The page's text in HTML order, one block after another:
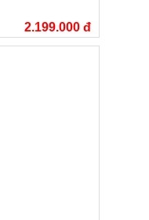
2.199.000 đ